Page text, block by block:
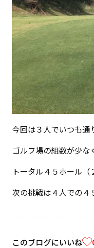
今回は３人でいつも通
ゴルフ場の組数が少
トータル４５ホール（
次の挑戦は４人での４
このブログにいいね